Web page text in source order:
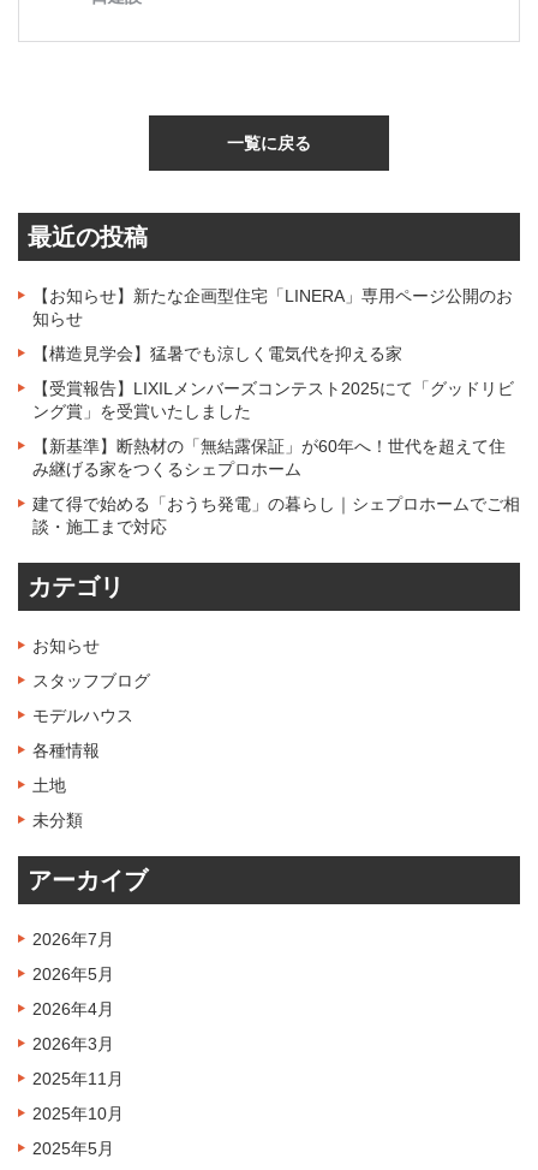
一覧に戻る
最近の投稿
【お知らせ】新たな企画型住宅「LINERA」専用ページ公開のお
知らせ
【構造見学会】猛暑でも涼しく電気代を抑える家
【受賞報告】LIXILメンバーズコンテスト2025にて「グッドリビ
ング賞」を受賞いたしました
【新基準】断熱材の「無結露保証」が60年へ！世代を超えて住
み継げる家をつくるシェプロホーム
建て得で始める「おうち発電」の暮らし｜シェプロホームでご相
談・施工まで対応
カテゴリ
お知らせ
スタッフブログ
モデルハウス
各種情報
土地
未分類
アーカイブ
2026年7月
2026年5月
2026年4月
2026年3月
2025年11月
2025年10月
2025年5月